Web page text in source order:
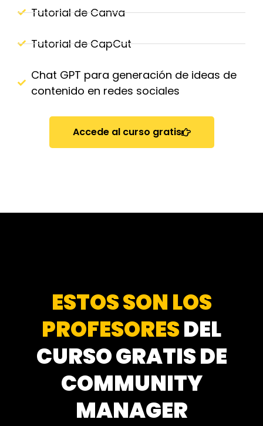
Tutorial de Canva
Tutorial de CapCut
Chat GPT para generación de ideas de
contenido en redes sociales
Accede al curso gratis
ESTOS SON LOS
PROFESORESDEL
CURSO GRATIS DE
COMMUNITY
MANAGER